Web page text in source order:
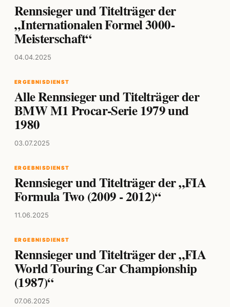
Rennsieger und Titelträger der
„Internationalen Formel 3000-
Meisterschaft“
04.04.2025
ERGEBNISDIENST
Alle Rennsieger und Titelträger der
BMW M1 Procar-Serie 1979 und
1980
03.07.2025
ERGEBNISDIENST
Rennsieger und Titelträger der „FIA
Formula Two (2009 - 2012)“
11.06.2025
ERGEBNISDIENST
Rennsieger und Titelträger der „FIA
World Touring Car Championship
(1987)“
07.06.2025